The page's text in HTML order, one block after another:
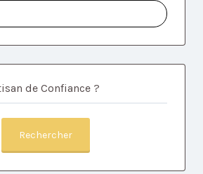
de Confiance ?
Rechercher